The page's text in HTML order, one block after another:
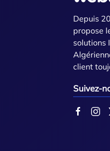
Depuis
propose
solutions
client
Suivez-